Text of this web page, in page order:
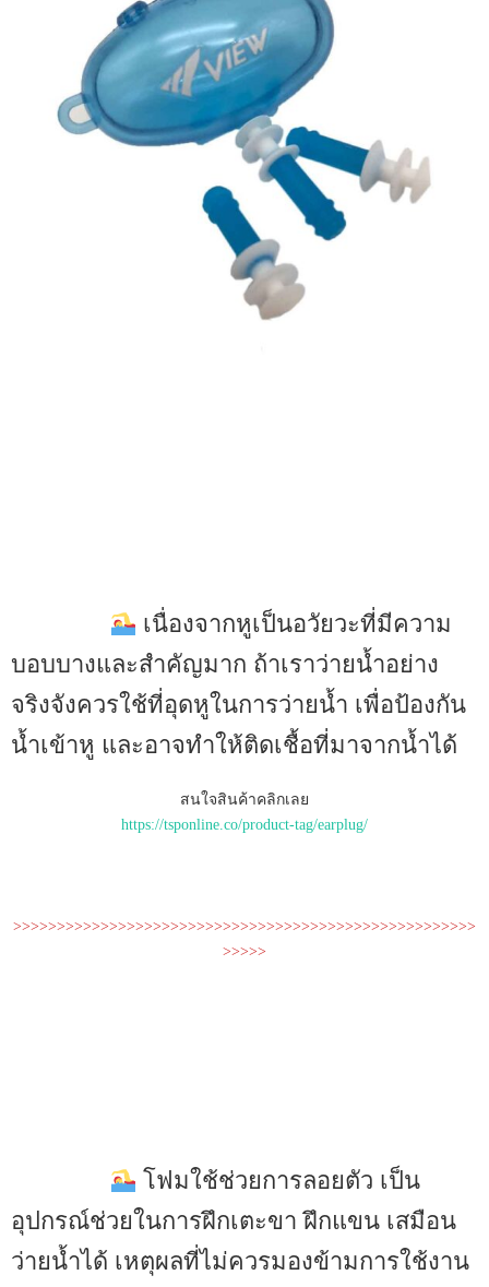
เนื่องจากหูเป็นอวัยวะที่มีความ
บอบบางและสำคัญมาก ถ้าเราว่ายน้ำอย่าง
จริงจังควรใช้ที่อุดหูในการว่ายน้ำ เพื่อป้องกัน
น้ำเข้าหู และอาจทำให้ติดเชื้อที่มาจากน้ำได้
สนใจสินค้าคลิกเลย
https://tsponline.co/product-tag/earplug/
>>>>>>>>>>>>>>>>>>>>>>>>>>>>>>>>>>>>>>>>>>>>>>>>>>>>>
>>>>>
โฟมใช้ช่วยการลอยตัว เป็น
อุปกรณ์ช่วยในการฝึกเตะขา ฝึกแขน เสมือน
ว่ายน้ำได้ เหตุผลที่ไม่ควรมองข้ามการใช้งาน